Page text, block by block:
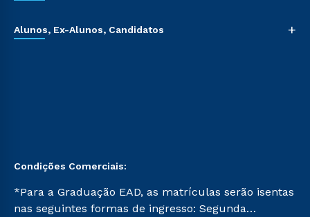
Alunos, Ex-Alunos, Candidatos +
Condições Comerciais:
*Para a Graduação EAD, as matrículas serão isentas
nas seguintes formas de ingresso: Segunda